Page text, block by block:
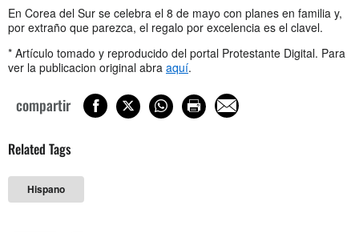
En Corea del Sur se celebra el 8 de mayo con planes en familia y,
por extraño que parezca, el regalo por excelencia es el clavel.
* Artículo tomado y reproducido del portal Protestante Digital. Para
ver la publicacion original abra aquí.
compartir
Related Tags
Hispano